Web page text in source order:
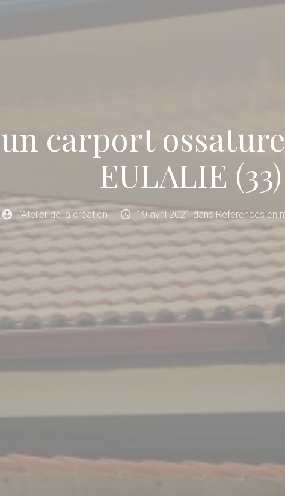
carport
EULALIE (33)
account_circle l'Atelier de la création schedule 19 avril 2021dansRéférences en